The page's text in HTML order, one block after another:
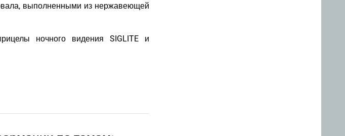
выполненными из нержавеющей
ночного видения SIGLITE и